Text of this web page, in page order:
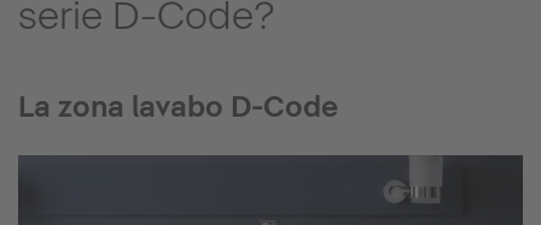
serie D-Code?
La zona lavabo D-Code